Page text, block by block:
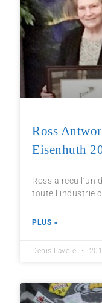
Ross
Eisenhuth
Ross a reçu l’un
toute l’industrie
PLUS »
Denis Lavoie